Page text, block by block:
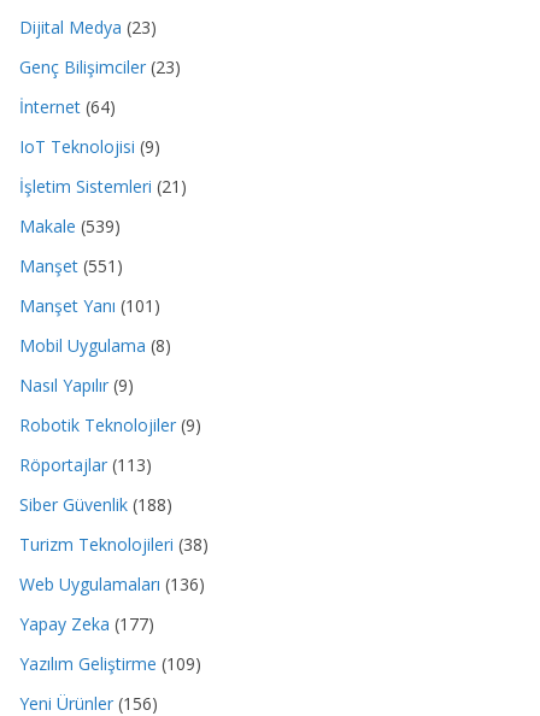
Dijital Medya (23)
Genç Bilişimciler (23)
İnternet (64)
IoT Teknolojisi (9)
İşletim Sistemleri (21)
Makale (539)
Manşet (551)
Manşet Yanı (101)
Mobil Uygulama (8)
Nasıl Yapılır (9)
Robotik Teknolojiler (9)
Röportajlar (113)
Siber Güvenlik (188)
Turizm Teknolojileri (38)
Web Uygulamaları (136)
Yapay Zeka (177)
Yazılım Geliştirme (109)
Yeni Ürünler (156)